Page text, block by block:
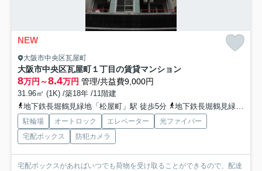
NEW
大阪市中央区瓦屋町
大阪市中央区瓦屋町１丁目の賃貸マンション
8万円～8.4万円 管理/共益費9,000円
31.96㎡ (1K) /築18年 /11階建
地下鉄長堀鶴見緑地「松屋町」駅 徒歩5分
地下鉄長堀鶴見緑地「長堀橋」駅 徒歩8分
駐輪場 オートロック エレベーター
光ファイバー
宅配ボックス
防犯カメラ
宅配ボックスがあればいつでも荷物を受け取ることができるので、配達